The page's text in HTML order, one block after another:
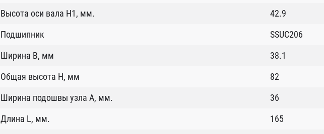
Высота оси вала H1, мм.
42.9
Подшипник
SSUC206
Ширина B, мм
38.1
Общая высота H, мм
82
Ширина подошвы узла А, мм.
36
Длина L, мм.
165